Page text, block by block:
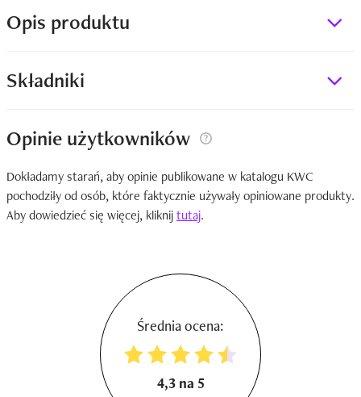
Opis produktu
Składniki
Opinie użytkowników
Dokładamy starań, aby opinie publikowane w katalogu KWC
pochodziły od osób, które faktycznie używały opiniowane produkty.
Aby dowiedzieć się więcej, kliknijtutaj.
Średnia ocena:
4,3 na 5